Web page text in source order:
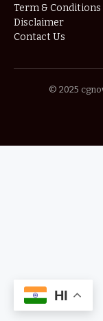
Term & Conditions
Disclaimer
Contact Us
© 2025
HI